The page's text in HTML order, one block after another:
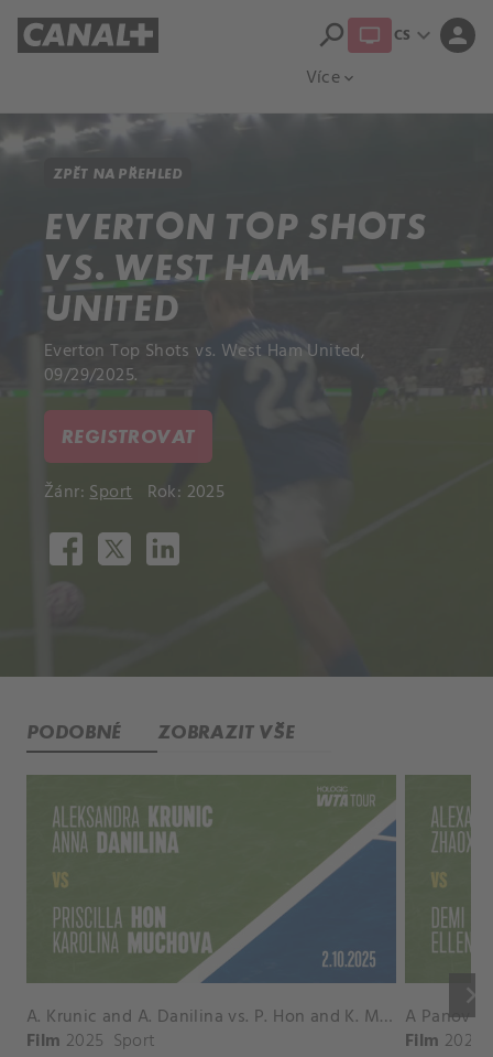
Více expand_more
search CS expand_more person
ZPĚT NA PŘEHLED
EVERTON TOP SHOTS
VS. WEST HAM
UNITED
Everton Top Shots vs. West Ham United,
09/29/2025.
REGISTROVAT
Žánr:Sport Rok: 2025
PODOBNÉ ZOBRAZIT VŠE
keyboard_arrow_right
A. Krunic and A. Danilina vs. P. Hon and K. Muchova Match Highlights - BEIJING_Capital Group Diamond ( October 02, 2025)
Film 2025 Sport Film 2026